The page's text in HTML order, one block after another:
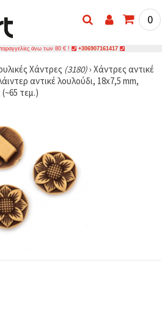
0
άνω των 80 € ! +306907161417
Χάντρες (3180)› Χάντρες αντικέ
αντικέ λουλούδι, 18x7,5 mm,
τεμ.)